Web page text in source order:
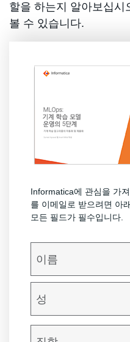
할을 하는지 알아보십
볼 수 있습니다.
Informatica에 관심을 가
를 이메일로 받으려면 아
모든 필드가 필수입니다.